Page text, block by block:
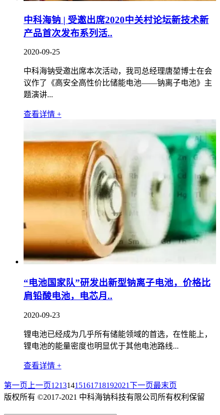
中科海钠 | 受邀出席2020中关村论坛新技术新
产品首次发布系列活..
2020-09-25
中科海钠受邀出席本次活动，我司总经理唐堃博士在会
议作了《高安全高性价比储能电池——钠离子电池》主
题演讲...
查看详情 +
“电池国家队”研发出新型钠离子电池，价格比
肩铅酸电池，电芯月..
2020-09-23
锂电池已经成为几乎所有储能领域的首选，在性能上，
锂电池的能量密度也明显优于其他电池路线...
查看详情 +
第一页 上一页12131415161718192021下一页最末页
版权所有 ©2017-2021 中科海钠科技有限公司所有权利保留